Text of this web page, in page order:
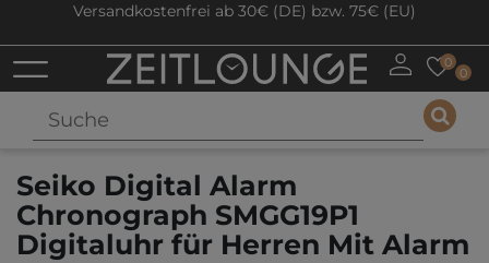
Versandkostenfrei ab 30€ (DE) bzw. 75€ (EU)
0
0
Seiko Digital Alarm
Chronograph SMGG19P1
Digitaluhr für Herren Mit Alarm